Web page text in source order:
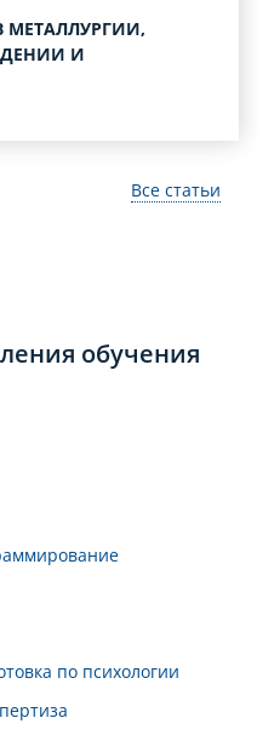
МЕТАЛЛУРГИИ,
И
Все статьи
обучения
по психологии